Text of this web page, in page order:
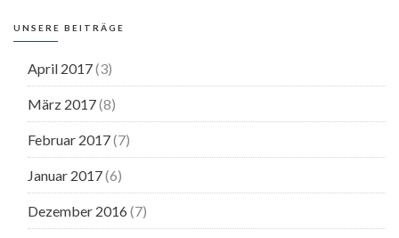
UNSERE BEITRÄGE
April 2017(3)
März 2017(8)
Februar 2017(7)
Januar 2017(6)
Dezember 2016 (7)